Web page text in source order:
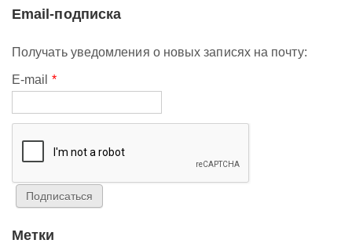
Email-подписка
Получать уведомления о новых записях на почту:
E-mail *
Метки